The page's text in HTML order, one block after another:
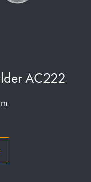
AC222